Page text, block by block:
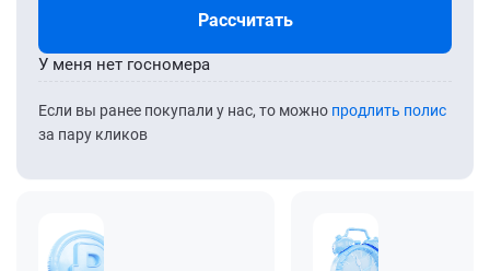
Рассчитать
Если вы ранее покупали у нас, то можно продлить полис
за пару кликов
У меня нет госномера